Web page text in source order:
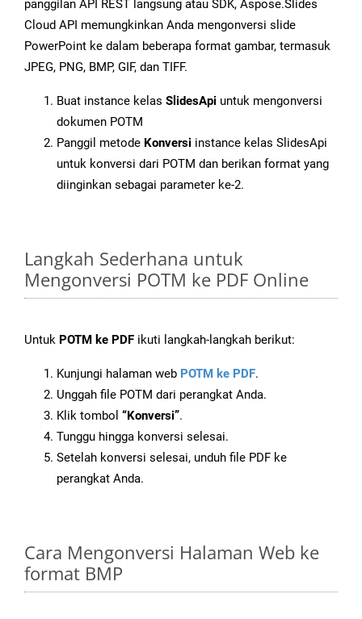
panggilan API REST langsung atau SDK, Aspose.Slides
Cloud API memungkinkan Anda mengonversi slide
PowerPoint ke dalam beberapa format gambar, termasuk
JPEG, PNG, BMP, GIF, dan TIFF.
Buat instance kelas SlidesApi untuk mengonversi
dokumen POTM
Panggil metode Konversi instance kelas SlidesApi
untuk konversi dari POTM dan berikan format yang
diinginkan sebagai parameter ke-2.
Langkah Sederhana untuk
Mengonversi POTM ke PDF Online
Untuk POTM ke PDF ikuti langkah-langkah berikut:
Kunjungi halaman web POTM ke PDF.
Unggah file POTM dari perangkat Anda.
Klik tombol “Konversi”.
Tunggu hingga konversi selesai.
Setelah konversi selesai, unduh file PDF ke
perangkat Anda.
Cara Mengonversi Halaman Web ke
format BMP